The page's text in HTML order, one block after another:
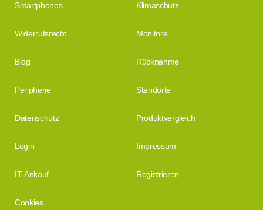
Smartphones Klimaschutz
Widerrufsrecht Monitore
Blog Rücknahme
Peripherie Standorte
Datenschutz Produktvergleich
Login Impressum
IT-Ankauf Registrieren
Cookies